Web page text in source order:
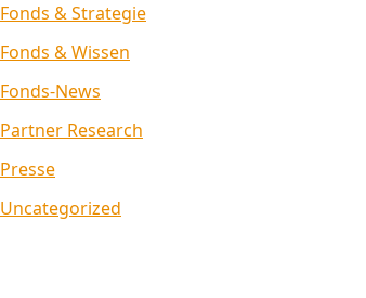
Fonds & Strategie
Fonds & Wissen
Fonds-News
Partner Research
Presse
Uncategorized